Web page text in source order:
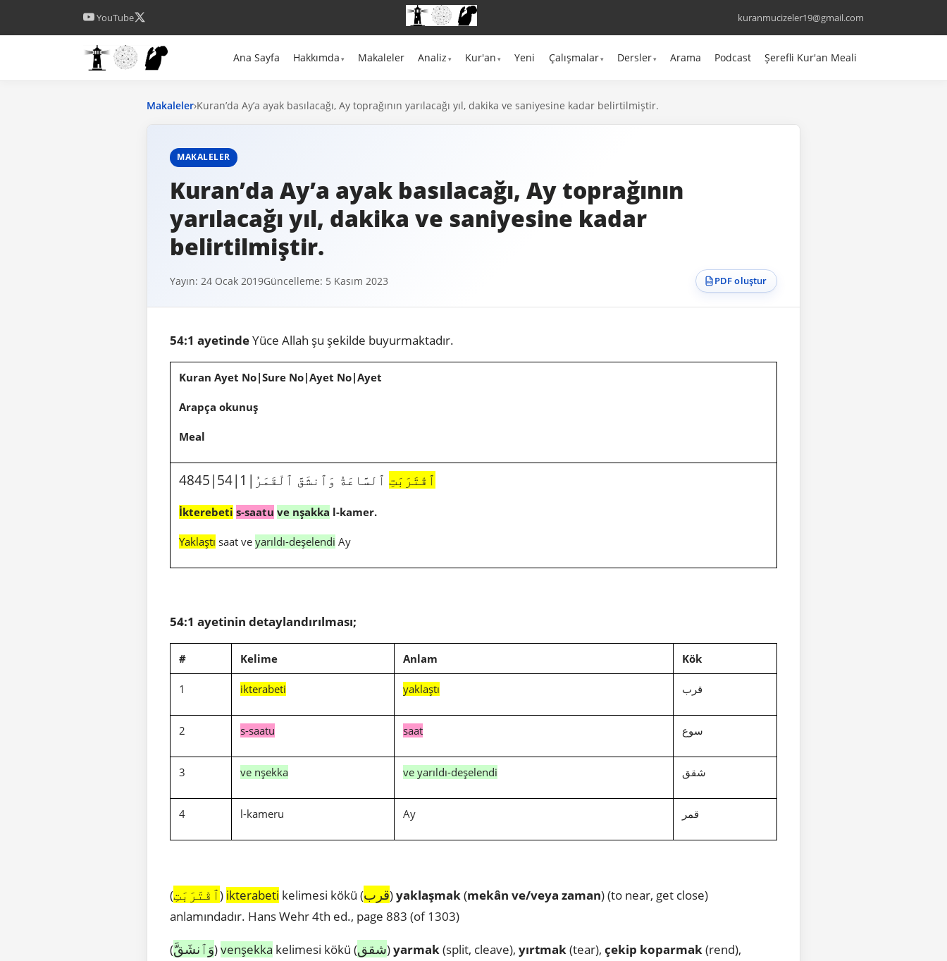
YouTube kuranmucizeler19@gmail.com
Ana Sayfa Hakkımda Makaleler Analiz Kur'an Yeni Çalışmalar Dersler Arama Podcast Şerefli Kur'an Meali
Makaleler›Kuran’da Ay’a ayak basılacağı, Ay toprağının yarılacağı yıl, dakika ve saniyesine kadar belirtilmiştir.
MAKALELER
Kuran’da Ay’a ayak basılacağı, Ay toprağının
yarılacağı yıl, dakika ve saniyesine kadar
belirtilmiştir.
Yayın: 24 Ocak 2019Güncelleme: 5 Kasım 2023 PDF oluştur
54:1 ayetindeYüce Allah şu şekilde buyurmaktadır.
Kuran Ayet No|Sure No|Ayet No|Ayet
Arapça okunuş
Meal
4845|54|1| ٱقْتَرَبَتِ ٱلسَّاعَةُ وَٱنشَقَّ ٱلْقَمَرُ
İkterebeti s-saatu ve nşakka l-kamer.
Yaklaştı saat ve yarıldı-deşelendi Ay
54:1 ayetinin detaylandırılması;
# Kelime Anlam Kök
1 ikterabeti yaklaştı قرب
2 s-saatu saat سوع
3 ve nşekka ve yarıldı-deşelendi شقق
4 l-kameru Ay قمر
(ٱقْتَرَبَتِ) ikterabeti kelimesi kökü (قرب)yaklaşmak(mekân ve/veya zaman) (to near, get close)
anlamındadır. Hans Wehr 4th ed., page 883 (of 1303)
(وَٱنشَقَّ)venşekka kelimesi kökü (شقق)yarmak(split, cleave), yırtmak(tear), çekip koparmak(rend),